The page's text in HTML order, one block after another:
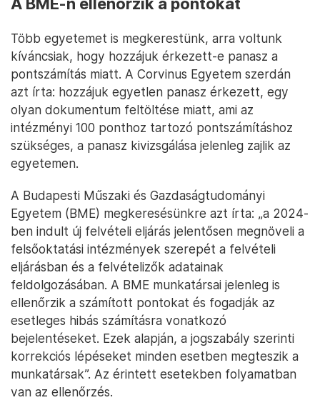
Több egyetemet is megkerestünk, arra voltunk
kíváncsiak, hogy hozzájuk érkezett-e panasz a
pontszámítás miatt. A Corvinus Egyetem szerdán
azt írta: hozzájuk egyetlen panasz érkezett, egy
olyan dokumentum feltöltése miatt, ami az
intézményi 100 ponthoz tartozó pontszámításhoz
szükséges, a panasz kivizsgálása jelenleg zajlik az
egyetemen.
A Budapesti Műszaki és Gazdaságtudományi
Egyetem (BME) megkeresésünkre azt írta: „a 2024-
ben indult új felvételi eljárás jelentősen megnöveli a
felsőoktatási intézmények szerepét a felvételi
eljárásban és a felvételizők adatainak
feldolgozásában. A BME munkatársai jelenleg is
ellenőrzik a számított pontokat és fogadják az
esetleges hibás számításra vonatkozó
bejelentéseket. Ezek alapján, a jogszabály szerinti
korrekciós lépéseket minden esetben megteszik a
munkatársak”. Az érintett esetekben folyamatban
van az ellenőrzés.